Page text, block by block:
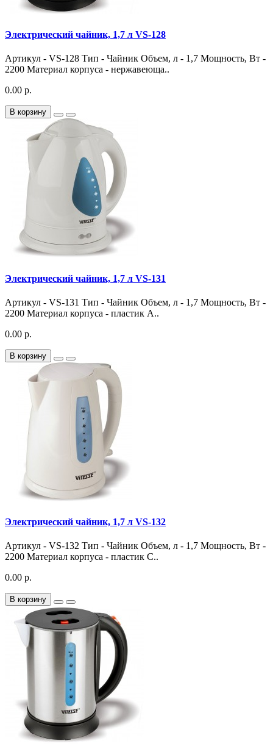
Электрический чайник, 1,7 л VS-128
Артикул - VS-128 Тип - Чайник Объем, л - 1,7 Мощность, Вт -
2200 Материал корпуса - нержавеюща..
0.00 р.
В корзину
Электрический чайник, 1,7 л VS-131
Артикул - VS-131 Тип - Чайник Объем, л - 1,7 Мощность, Вт -
2200 Материал корпуса - пластик А..
0.00 р.
В корзину
Электрический чайник, 1,7 л VS-132
Артикул - VS-132 Тип - Чайник Объем, л - 1,7 Мощность, Вт -
2200 Материал корпуса - пластик С..
0.00 р.
В корзину